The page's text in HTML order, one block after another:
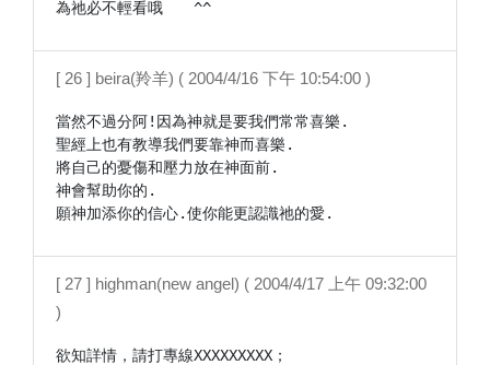
[ 26 ] beira(羚羊) ( 2004/4/16 下午 10:54:00 )
當然不過分阿!因為神就是要我們常常喜樂.
聖經上也有教導我們要靠神而喜樂.
將自己的憂傷和壓力放在神面前.
神會幫助你的.
願神加添你的信心.使你能更認識祂的愛.
[ 27 ] highman(new angel) ( 2004/4/17 上午 09:32:00
)
欲知詳情，請打專線XXXXXXXXX；